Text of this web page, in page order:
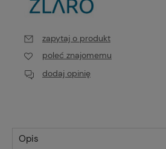
zapytaj o produkt
poleć znajomemu
dodaj opinię
Opis